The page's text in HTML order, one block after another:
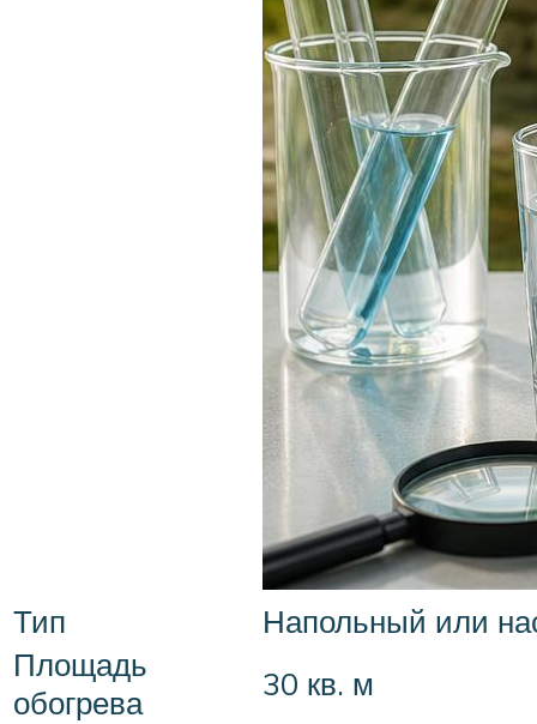
Тип
Напольный или
Площадь
обогрева
30 кв. м